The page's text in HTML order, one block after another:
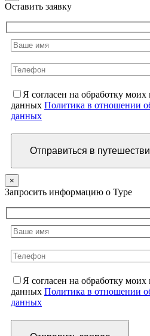
Оставить заявку
Я согласен на обработку
данных Политика в отношении
данных
×
Запросить информацию о Туре
Я согласен на обработку
данных Политика в отношении
данных